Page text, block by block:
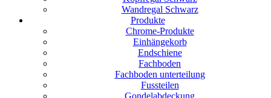
Wandregal Schwarz
Produkte
Chrome-Produkte
Einhängekorb
Endschiene
Fachboden
Fachboden unterteilung
Fussteilen
Gondelabdeckung